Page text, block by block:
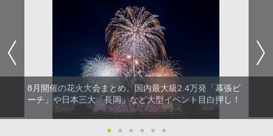
8月開催の花火大会まとめ。国内最大級2.4万発「幕張ビ
ーチ」や日本三大「長岡」など大型イベント目白押し！
● ● ● ● ● ●